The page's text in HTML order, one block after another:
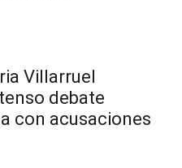
Villarruel
debate
con acusaciones